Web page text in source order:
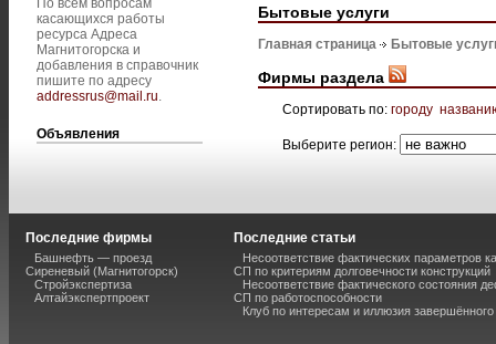
По всем вопросам
касающихся работы
ресурса Адреса
Магнитогорска и
добавления в справочник
пишите по адресу
addressrus@mail.ru.
Объявления
Бытовые услуги
Главная страница Бытовые
Фирмы раздела
Сортировать по: городу
Выберите регион:
Последние фирмы
Башнефть — проезд
Сиреневый (Магнитогорск)
Стройэкспертиза
Алтайэкспертпроект
Последние статьи
Несоответствие фактических параметров
СП по критериям долговечности конструкций
Несоответствие фактического состояния
СП по работоспособности
Клуб по интересам и иллюзия